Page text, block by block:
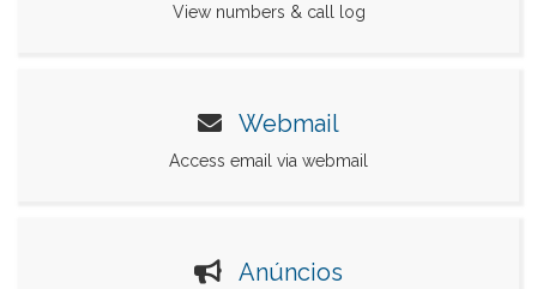
View numbers & call log
Webmail
Access email via webmail
Anúncios